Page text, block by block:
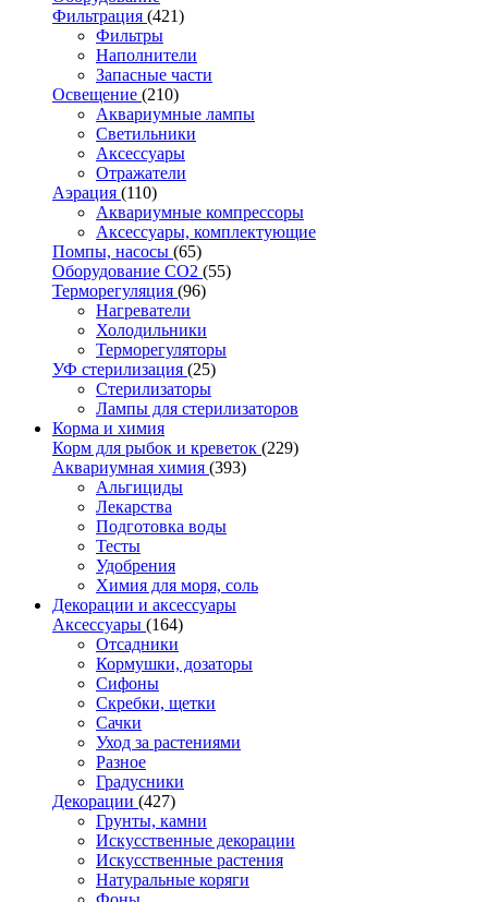
Фильтрация (421)
Фильтры
Наполнители
Запасные части
Освещение (210)
Аквариумные лампы
Светильники
Аксессуары
Отражатели
Аэрация (110)
Аквариумные компрессоры
Аксессуары, комплектующие
Помпы, насосы (65)
Оборудование CO2 (55)
Терморегуляция (96)
Нагреватели
Холодильники
Терморегуляторы
УФ стерилизация (25)
Стерилизаторы
Лампы для стерилизаторов
Корма и химия
Корм для рыбок и креветок (229)
Аквариумная химия (393)
Альгициды
Лекарства
Подготовка воды
Тесты
Удобрения
Химия для моря, соль
Декорации и аксессуары
Аксессуары (164)
Отсадники
Кормушки, дозаторы
Сифоны
Скребки, щетки
Сачки
Уход за растениями
Разное
Градусники
Декорации (427)
Грунты, камни
Искусственные декорации
Искусственные растения
Натуральные коряги